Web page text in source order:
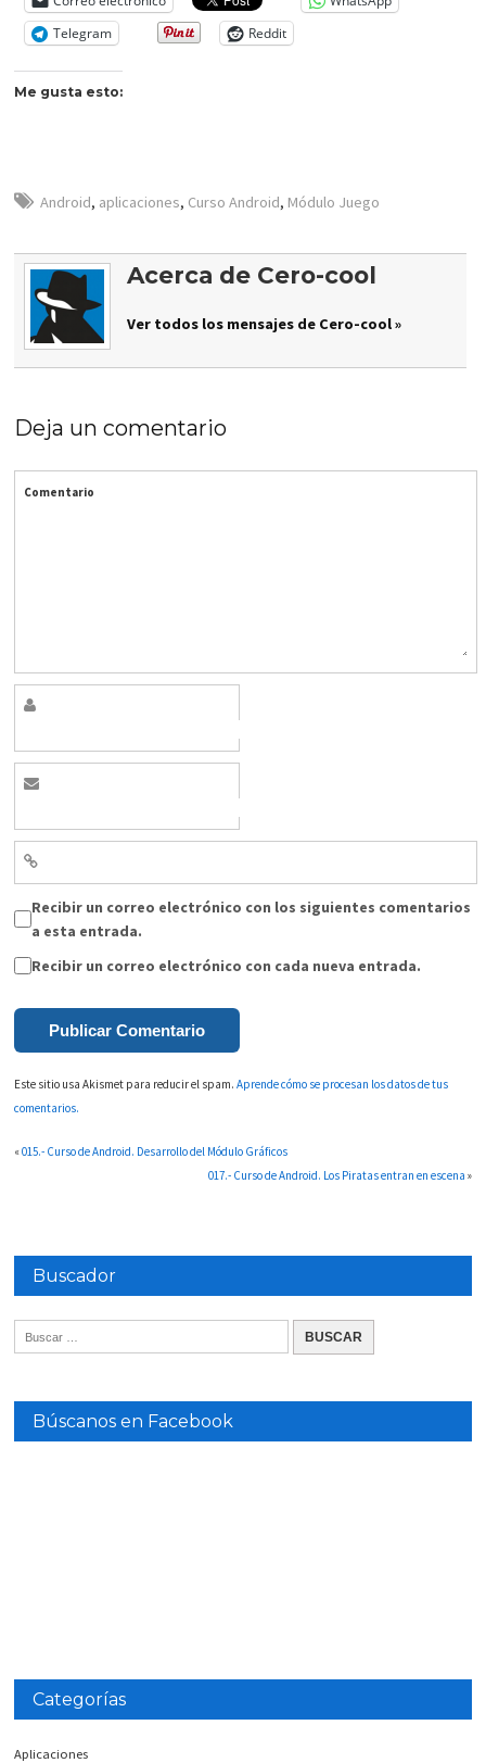
Telegram
Reddit
Me gusta esto:
Android, aplicaciones, Curso Android, Módulo Juego
Acerca de Cero-cool
Ver todos los mensajes de Cero-cool »
Deja un comentario
Comentario
Recibir un correo electrónico con los siguientes comentarios
a esta entrada.
Recibir un correo electrónico con cada nueva entrada.
Este sitio usa Akismet para reducir el spam.Aprende cómo se procesan los datos de tus
comentarios.
«015.- Curso de Android. Desarrollo del Módulo Gráficos
017.- Curso de Android. Los Piratas entran en escena »
Buscador
Búscanos en Facebook
Categorías
Aplicaciones